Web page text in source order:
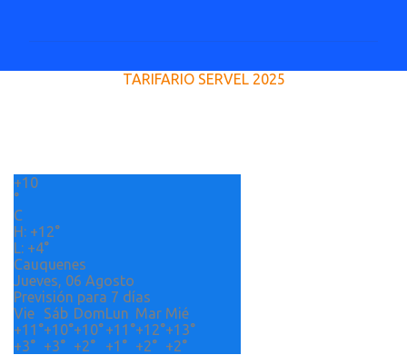
i
s
TARIFARIO SERVEL 2025
+10
°
C
H: +12°
L: +4°
Cauquenes
Jueves, 06 Agosto
Previsión para 7 días
Vie
Sáb DomLun Mar Mié
+11°+10°+10°+11°+12°+13°
+3° +3° +2° +1° +2° +2°